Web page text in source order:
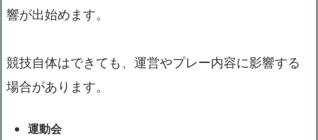
響が出始めます。
競技自体はできても、運営やプレー内容に影響する
場合があります。
運動会